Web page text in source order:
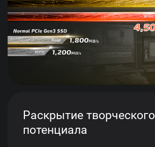
Раскрытие творческого
потенциала